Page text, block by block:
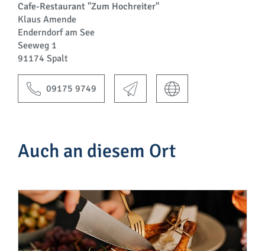
Cafe-Restaurant "Zum Hochreiter"
Klaus Amende
Enderndorf am See
Seeweg 1
91174 Spalt
09175 9749
Auch an diesem Ort